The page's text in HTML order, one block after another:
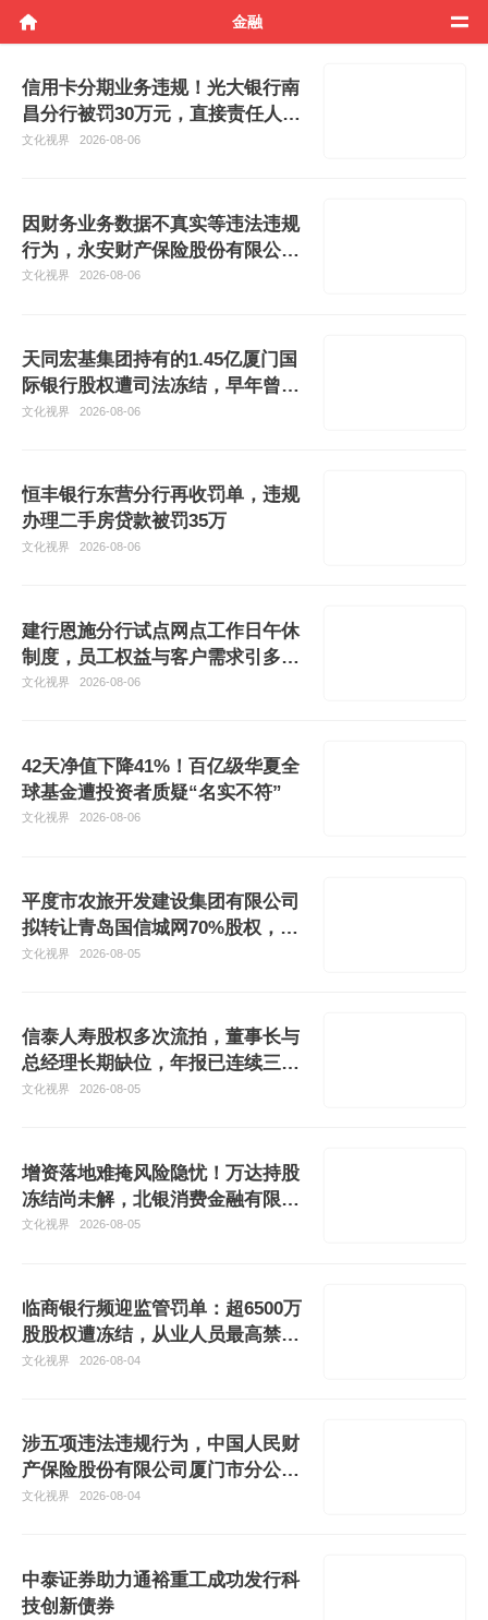
金融
信用卡分期业务违规！光大银行南
昌分行被罚30万元，直接责任人被
警告并
文化视界 2026-08-06
因财务业务数据不真实等违法违规
行为，永安财产保险股份有限公司
安康中
文化视界 2026-08-06
天同宏基集团持有的1.45亿厦门国
际银行股权遭司法冻结，早年曾两
度入围
文化视界 2026-08-06
恒丰银行东营分行再收罚单，违规
办理二手房贷款被罚35万
文化视界 2026-08-06
建行恩施分行试点网点工作日午休
制度，员工权益与客户需求引多方
讨论
文化视界 2026-08-06
42天净值下降41%！百亿级华夏全
球基金遭投资者质疑“名实不符”
文化视界 2026-08-06
平度市农旅开发建设集团有限公司
拟转让青岛国信城网70%股权，标
的去年
文化视界 2026-08-05
信泰人寿股权多次流拍，董事长与
总经理长期缺位，年报已连续三年
未对外
文化视界 2026-08-05
增资落地难掩风险隐忧！万达持股
冻结尚未解，北银消费金融有限公
司又抛
文化视界 2026-08-05
临商银行频迎监管罚单：超6500万
股股权遭冻结，从业人员最高禁业
16年
文化视界 2026-08-04
涉五项违法违规行为，中国人民财
产保险股份有限公司厦门市分公司
及相关
文化视界 2026-08-04
中泰证券助力通裕重工成功发行科
技创新债券